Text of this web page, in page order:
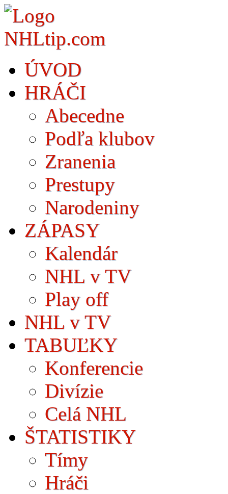
ÚVOD
HRÁČI
Abecedne
Podľa klubov
Zranenia
Prestupy
Narodeniny
ZÁPASY
Kalendár
NHL v TV
Play off
NHL v TV
TABUĽKY
Konferencie
Divízie
Celá NHL
ŠTATISTIKY
Tímy
Hráči